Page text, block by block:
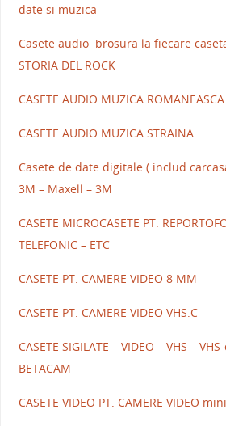
date si muzica
Casete audio brosura la fiecare
STORIA DEL ROCK
CASETE AUDIO MUZICA ROMANEASCA
CASETE AUDIO MUZICA STRAINA
Casete de date digitale ( includ
3M – Maxell – 3M
CASETE MICROCASETE PT.
TELEFONIC – ETC
CASETE PT. CAMERE VIDEO 8 MM
CASETE PT. CAMERE VIDEO VHS.C
CASETE SIGILATE – VIDEO – VHS –
BETACAM
CASETE VIDEO PT. CAMERE VIDEO